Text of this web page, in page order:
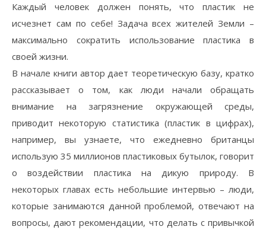
Каждый человек должен понять, что пластик не
исчезнет сам по себе! Задача всех жителей Земли –
максимально сократить использование пластика в
своей жизни.
В начале книги автор дает теоретическую базу, кратко
рассказывает о том, как люди начали обращать
внимание на загрязнение окружающей среды,
приводит некоторую статистика (пластик в цифрах),
например, вы узнаете, что ежедневно британцы
использую 35 миллионов пластиковых бутылок, говорит
о воздействии пластика на дикую природу. В
некоторых главах есть небольшие интервью – люди,
которые занимаются данной проблемой, отвечают на
вопросы, дают рекомендации, что делать с привычкой